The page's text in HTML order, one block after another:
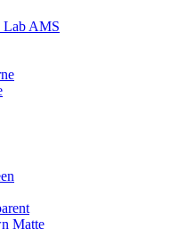
Lab AMS
Matte